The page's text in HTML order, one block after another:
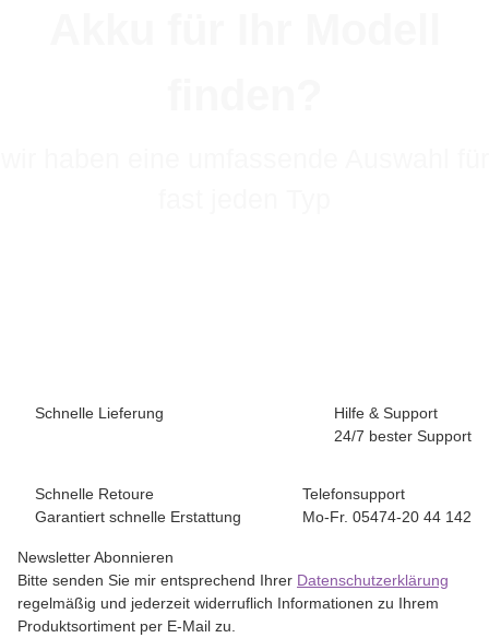
Schnelle Lieferung
Hilfe & Support
24/7 bester Support
Schnelle Retoure
Garantiert schnelle Erstattung
Telefonsupport
Mo-Fr. 05474-20 44 142
Newsletter Abonnieren
Bitte senden Sie mir entsprechend Ihrer Datenschutzerklärung
regelmäßig und jederzeit widerruflich Informationen zu Ihrem
Produktsortiment per E-Mail zu.